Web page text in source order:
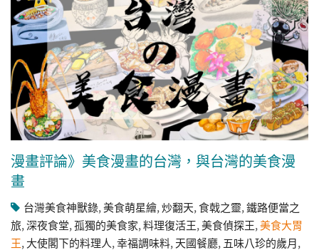
漫畫評論》美食漫畫的台灣，與台灣的美食漫
畫
台灣美食神獸錄,美食萌星繪,炒翻天,食戟之靈,鐵路便當之
旅,深夜食堂,孤獨的美食家,料理復活王,美食偵探王,美食大胃
王, 大使閣下的料理人,幸福調味料, 天國餐廳, 五味八珍的歲月,